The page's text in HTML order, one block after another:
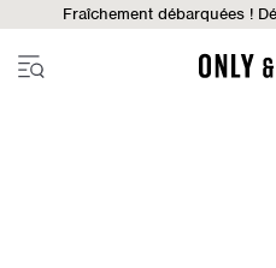
Fraîchement débarquées !